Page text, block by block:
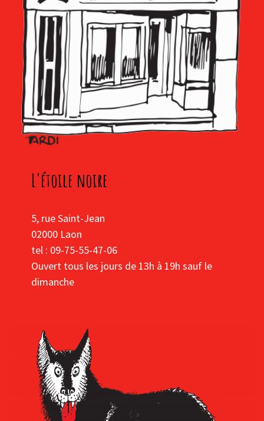
L'étoile noire
5, rue Saint-Jean
02000 Laon
tel : 09-75-55-47-06
Ouvert tous les jours de 13h à 19h sauf le
dimanche